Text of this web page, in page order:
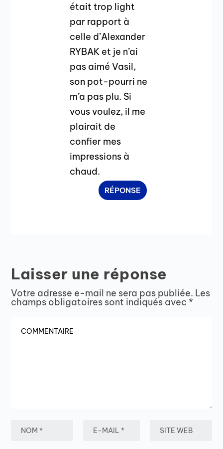
était trop light
par rapport à
celle d’Alexander
RYBAK et je n’ai
pas aimé Vasil,
son pot-pourri ne
m’a pas plu. Si
vous voulez, il me
plairait de
confier mes
impressions à
chaud.
RÉPONSE
Laisser une réponse
Votre adresse e-mail ne sera pas publiée. Les
champs obligatoires sont indiqués avec *